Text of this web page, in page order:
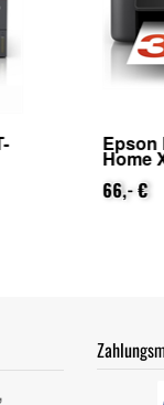
Epson
Home XP-
25€
Epson nach